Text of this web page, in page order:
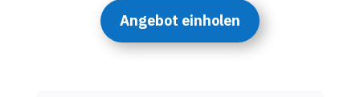
Angebot einholen